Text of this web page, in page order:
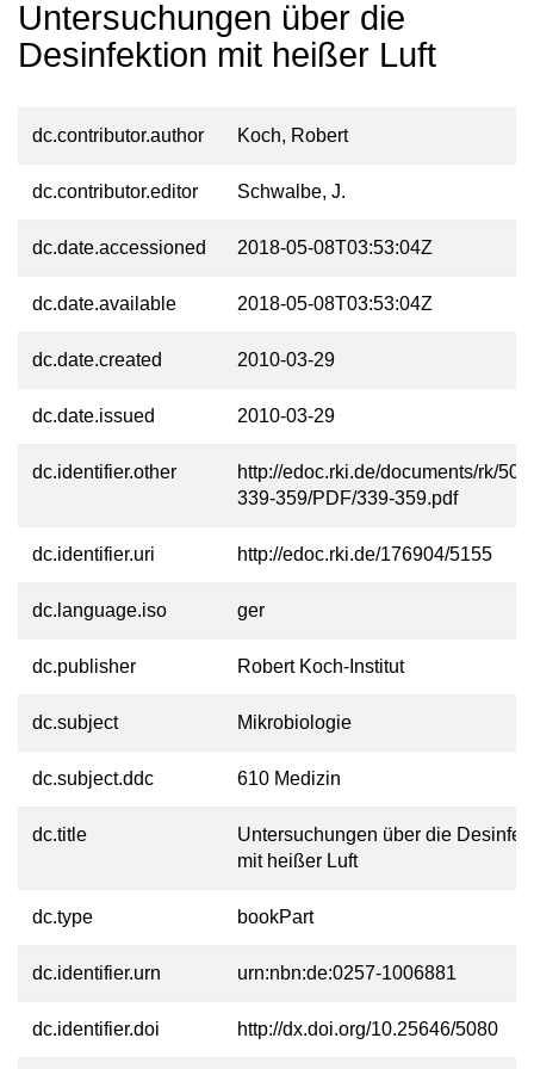
Untersuchungen über die
Desinfektion mit heißer Luft
dc.contributor.author Koch, Robert
dc.contributor.editor Schwalbe, J.
dc.date.accessioned 2018-05-08T03:53:04Z
dc.date.available 2018-05-08T03:53:04Z
dc.date.created 2010-03-29
dc.date.issued 2010-03-29
dc.identifier.other
http://edoc.rki.de/documents/rk/
339-359/PDF/339-359.pdf
dc.identifier.uri http://edoc.rki.de/176904/5155
dc.language.iso ger
dc.publisher Robert Koch-Institut
dc.subject Mikrobiologie
dc.subject.ddc 610 Medizin
dc.title
Untersuchungen über die
mit heißer Luft
dc.type bookPart
dc.identifier.urn urn:nbn:de:0257-1006881
dc.identifier.doi http://dx.doi.org/10.25646/5080